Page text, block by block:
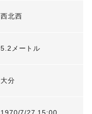
西北西
5.2メートル
大分